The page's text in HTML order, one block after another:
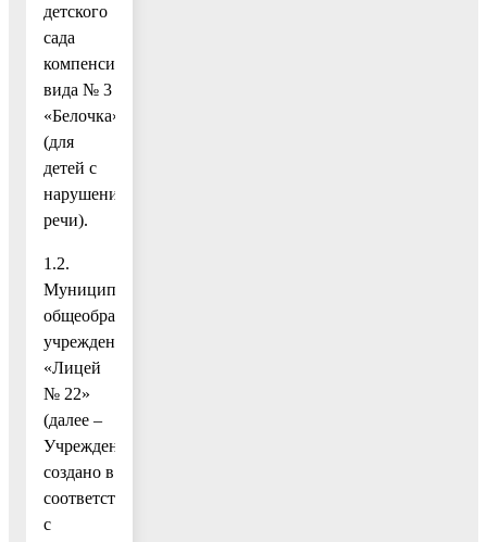
детского
сада
компенсирующего
вида № 3
«Белочка»
(для
детей с
нарушениями
речи).
1.2.
Муниципальное
общеобразовательное
учреждение
«Лицей
№ 22»
(далее –
Учреждение)
создано в
соответствии
с